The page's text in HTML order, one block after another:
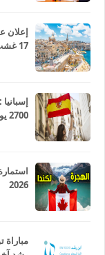
إعلان
17 غشت 2026
2700 يورو شهريًا
2026